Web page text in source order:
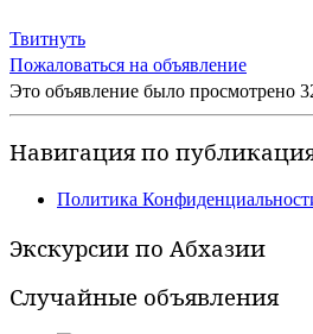
Твитнуть
Пожаловаться на объявление
Это объявление было просмотрено
Навигация по
Политика
Экскурсии по Абхазии
Случайные объявления